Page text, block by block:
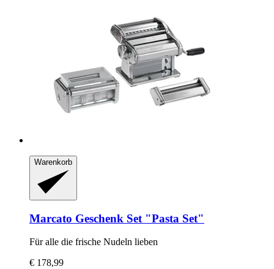
Warenkorb
Marcato Geschenk Set "Pasta Set"
Für alle die frische Nudeln lieben
€ 178,99